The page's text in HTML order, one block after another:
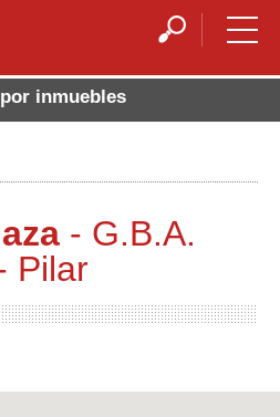
inmuebles
- G.B.A.
Pilar